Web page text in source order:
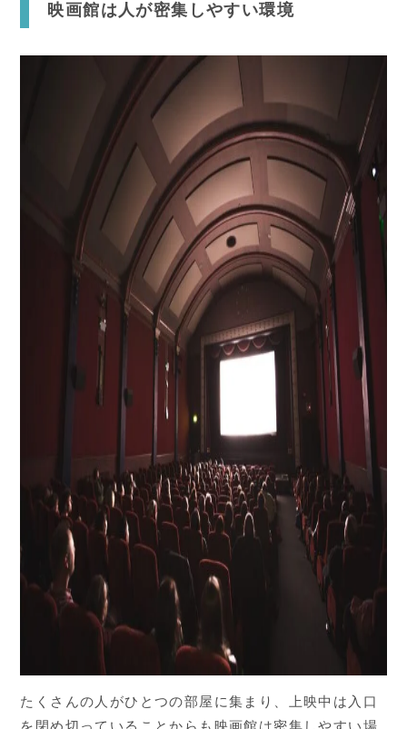
映画館は人が密集しやすい環境
たくさんの人がひとつの部屋に集まり、上映中は入口